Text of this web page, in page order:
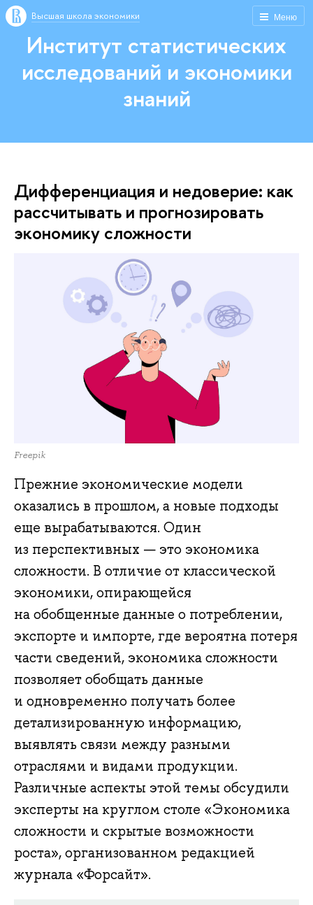
Меню
Высшая школа экономики
Институт статистических
исследований и экономики
знаний
Дифференциация и недоверие: как
рассчитывать и прогнозировать
экономику сложности
Freepik
Прежние экономические модели
оказались в прошлом, а новые подходы
еще вырабатываются. Один
из перспективных — это экономика
сложности. В отличие от классической
экономики, опирающейся
на обобщенные данные о потреблении,
экспорте и импорте, где вероятна потеря
части сведений, экономика сложности
позволяет обобщать данные
и одновременно получать более
детализированную информацию,
выявлять связи между разными
отраслями и видами продукции.
Различные аспекты этой темы обсудили
эксперты на круглом столе «Экономика
сложности и скрытые возможности
роста», организованном редакцией
журнала «Форсайт».